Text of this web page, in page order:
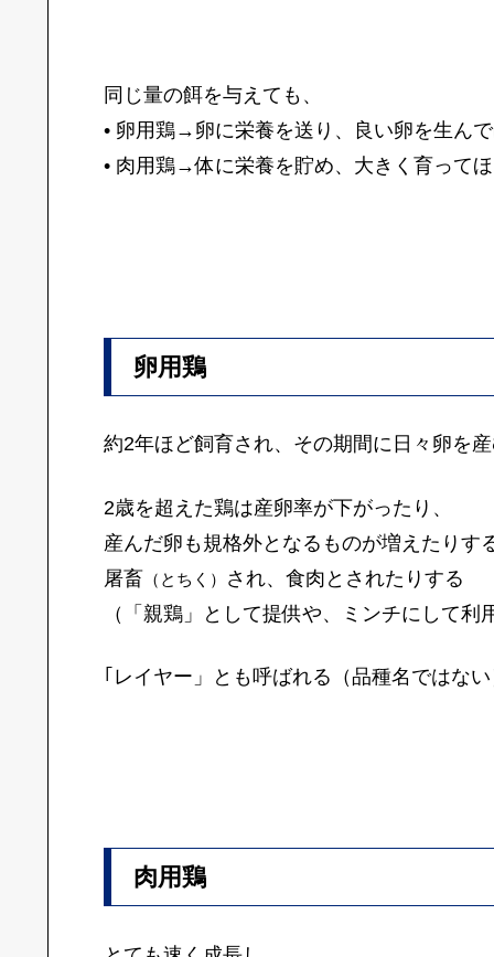
同じ量の餌を与えても、
• 卵用鶏→卵に栄養を送り、良い卵を生ん
• 肉用鶏→体に栄養を貯め、大きく育って
卵用鶏
約2年ほど飼育され、その期間に日々卵を
2歳を超えた鶏は産卵率が下がったり、
産んだ卵も規格外となるものが増えたりす
屠畜 （とちく）
され、食肉とされたりする
（「親鶏」として提供や、ミンチにして利
｢レイヤー」とも呼ばれる（品種名ではない
肉用鶏